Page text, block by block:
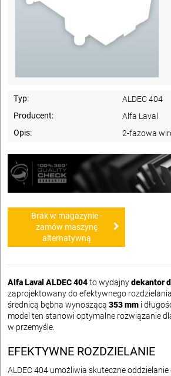
Typ:
ALDEC 404
Producent:
Alfa Laval
Opis:
2-fazowa
Brak w magazynie -
zamów maszynę
alternatywną
Alfa Laval ALDEC 404to wydajnydekantor
zaprojektowany do efektywnego rozdzielania
średnicą bębna wynoszącą 353 mm i
model ten stanowi optymalne rozwiązanie
w przemyśle.
EFEKTYWNE ROZDZIELANIE
ALDEC 404 umożliwia skuteczne oddzielanie